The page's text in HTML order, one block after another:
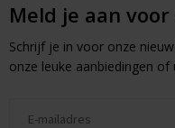
Meld je aan
Schrijf je in voor onze
onze leuke aanbiedingen of